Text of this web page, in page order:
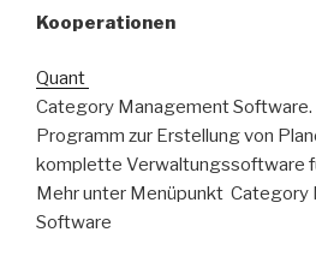
Kooperationen
Quant
Category Management
Programm zur Erstellung von
komplette Verwaltungssoftware
Mehr unter Menüpunkt Category
Software